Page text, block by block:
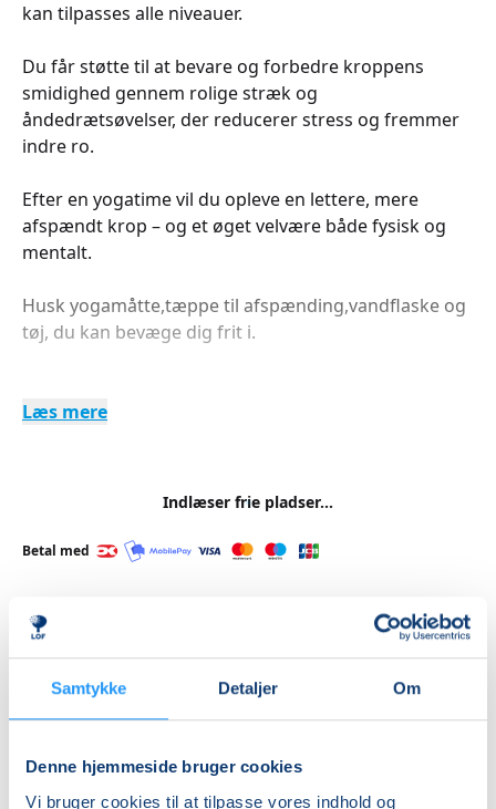
Samtykke Detaljer Om
Denne hjemmeside bruger cookies
Vi bruger cookies til at tilpasse vores indhold og
kan tilpasses alle niveauer.
Du får støtte til at bevare og forbedre kroppens
smidighed gennem rolige stræk og
åndedrætsøvelser, der reducerer stress og fremmer
indre ro.
Efter en yogatime vil du opleve en lettere, mere
afspændt krop – og et øget velvære både fysisk og
mentalt.
Husk yogamåtte,tæppe til afspænding,vandflaske og
tøj, du kan bevæge dig frit i.
Læs mere
Indlæser frie pladser...
Betal med
Priser
Info